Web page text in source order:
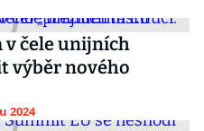
v čele unijních
výběr nového
2024